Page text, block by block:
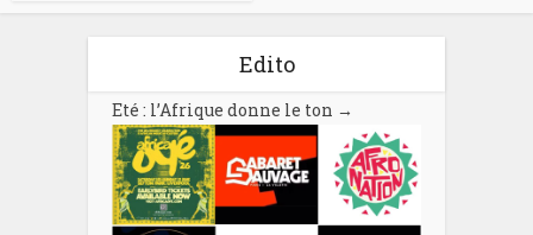
Edito
Eté : l’Afrique donne le ton →